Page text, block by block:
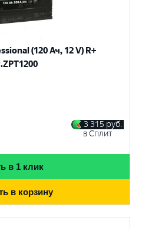
(120 Ач, 12 V) R+
3 315 руб.
в Сплит
в 1 клик
в корзину